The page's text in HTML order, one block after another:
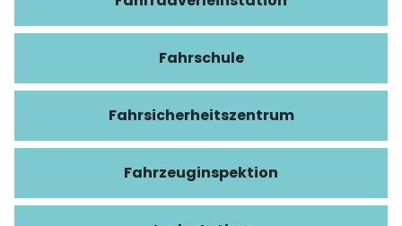
Fahrschule
Fahrsicherheitszentrum
Fahrzeuginspektion